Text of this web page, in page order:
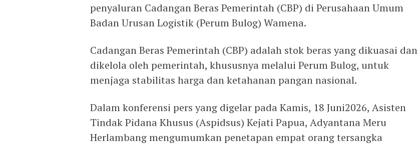
penyaluran Cadangan Beras Pemerintah (CBP) di Perusahaan Umum
Badan Urusan Logistik (Perum Bulog) Wamena.
Cadangan Beras Pemerintah (CBP) adalah stok beras yang dikuasai dan
dikelola oleh pemerintah, khususnya melalui Perum Bulog, untuk
menjaga stabilitas harga dan ketahanan pangan nasional.
Dalam konferensi pers yang digelar pada Kamis, 18 Juni2026, Asisten
Tindak Pidana Khusus (Aspidsus) Kejati Papua, Adyantana Meru
Herlambang mengumumkan penetapan empat orang tersangka